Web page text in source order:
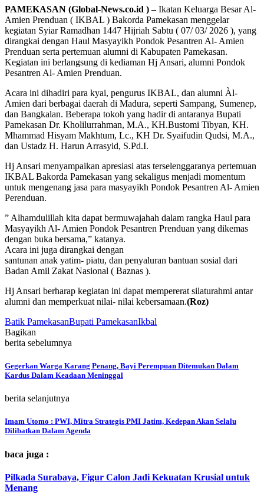
PAMEKASAN (Global-News.co.id ) –Ikatan Keluarga Besar Al-
Amien Prenduan ( IKBAL ) Bakorda Pamekasan menggelar
kegiatan Syiar Ramadhan 1447 Hijriah Sabtu ( 07/ 03/ 2026 ), yang
dirangkai dengan Haul Masyayikh Pondok Pesantren Al- Amien
Prenduan serta pertemuan alumni di Kabupaten Pamekasan.
Kegiatan ini berlangsung di kediaman Hj Ansari, alumni Pondok
Pesantren Al- Amien Prenduan.
Acara ini dihadiri para kyai, pengurus IKBAL, dan alumni Àl-
Amien dari berbagai daerah di Madura, seperti Sampang, Sumenep,
dan Bangkalan. Beberapa tokoh yang hadir di antaranya Bupati
Pamekasan Dr. Kholilurrahman, M.A., KH.Bustomi Tibyan, KH.
Mhammad Hisyam Makhtum, Lc., KH Dr. Syaifudin Qudsi, M.A.,
dan Ustadz H. Harun Arrasyid, S.Pd.I.
Hj Ansari menyampaikan apresiasi atas terselenggaranya pertemuan
IKBAL Bakorda Pamekasan yang sekaligus menjadi momentum
untuk mengenang jasa para masyayikh Pondok Pesantren Al- Amien
Perenduan.
” Alhamdulillah kita dapat bermuwajahah dalam rangka Haul para
Masyayikh Al- Amien Pondok Pesantren Prenduan yang dikemas
dengan buka bersama,” katanya.
Acara ini juga dirangkai dengan
santunan anak yatim- piatu, dan penyaluran bantuan sosial dari
Badan Amil Zakat Nasional ( Baznas ).
Hj Ansari berharap kegiatan ini dapat mempererat silaturahmi antar
alumni dan memperkuat nilai- nilai kebersamaan.(Roz)
Batik PamekasanBupati PamekasanIkbal
Bagikan
berita sebelumnya
Gegerkan Warga Karang Penang, Bayi Perempuan Ditemukan Dalam
Kardus Dalam Keadaan Meninggal
berita selanjutnya
Imam Utomo : PWI, Mitra Strategis PMI Jatim, Kedepan Akan Selalu
Dilibatkan Dalam Agenda
baca juga :
Pilkada Surabaya, Figur Calon Jadi Kekuatan Krusial untuk
Menang